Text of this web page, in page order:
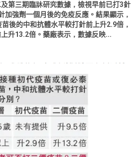
第三期臨牀研究數據，檢視早前已打3針
加強劑一個月後的免疫反應。結果顯示，
後的中和抗體水平較打針前上升2.9倍，
升13.2倍。藥廠表示，數據反映...